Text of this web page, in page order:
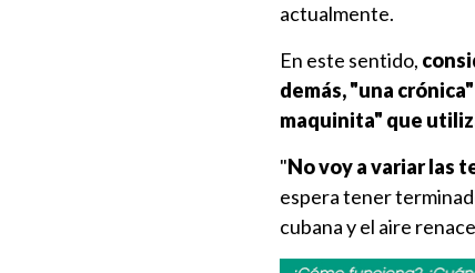
actualmente.
En este sentido, co
demás, "una
maquinita" que
"No voy a variar las
espera tener
cubana y el aire